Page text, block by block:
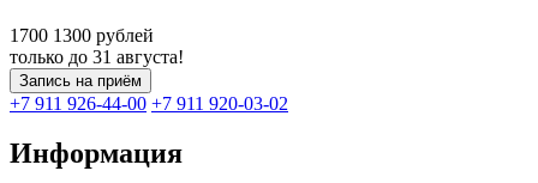
1700 1300 рублей
только до 31 августа!
Запись на приём
+7 911 926-44-00 +7 911 920-03-02
Информация